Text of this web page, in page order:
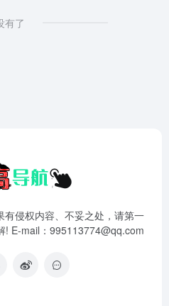
有了
侵权内容、不妥之处，请第一
! E-mail：995113774@qq.com